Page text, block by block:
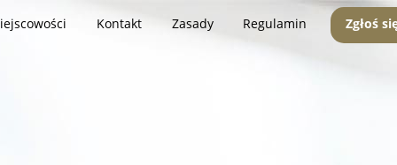
Kontakt Zasady Regulamin Zgłoś